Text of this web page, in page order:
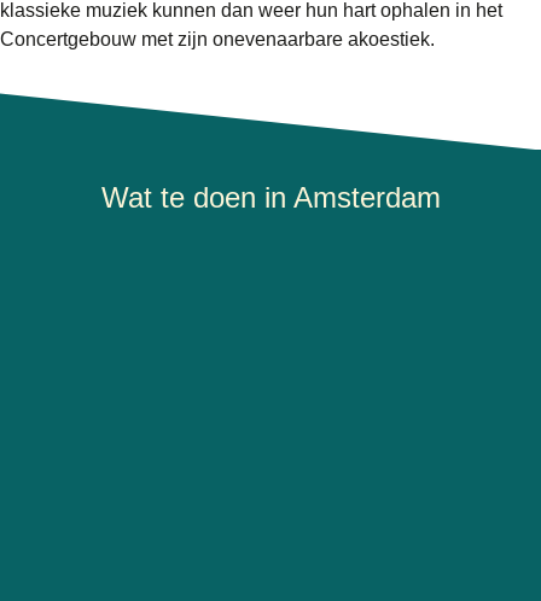
klassieke muziek kunnen dan weer hun hart ophalen in het
Concertgebouw met zijn onevenaarbare akoestiek.
Wat te doen in Amsterdam